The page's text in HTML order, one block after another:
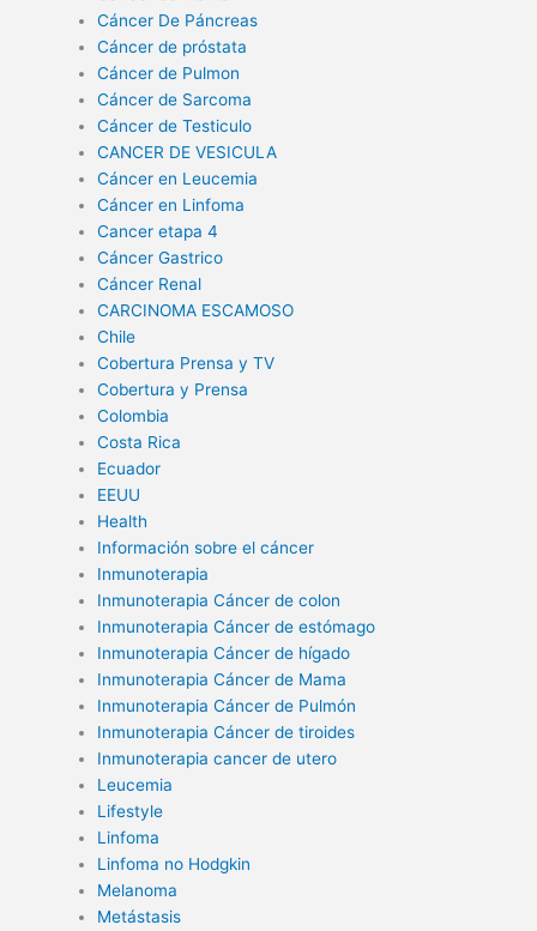
Cáncer De Páncreas
Cáncer de próstata
Cáncer de Pulmon
Cáncer de Sarcoma
Cáncer de Testiculo
CANCER DE VESICULA
Cáncer en Leucemia
Cáncer en Linfoma
Cancer etapa 4
Cáncer Gastrico
Cáncer Renal
CARCINOMA ESCAMOSO
Chile
Cobertura Prensa y TV
Cobertura y Prensa
Colombia
Costa Rica
Ecuador
EEUU
Health
Información sobre el cáncer
Inmunoterapia
Inmunoterapia Cáncer de colon
Inmunoterapia Cáncer de estómago
Inmunoterapia Cáncer de hígado
Inmunoterapia Cáncer de Mama
Inmunoterapia Cáncer de Pulmón
Inmunoterapia Cáncer de tiroides
Inmunoterapia cancer de utero
Leucemia
Lifestyle
Linfoma
Linfoma no Hodgkin
Melanoma
Metástasis